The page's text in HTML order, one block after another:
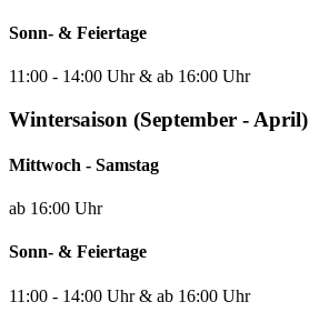
Sonn- & Feiertage
11:00 - 14:00 Uhr & ab 16:00 Uhr
Wintersaison (September - April)
Mittwoch - Samstag
ab 16:00 Uhr
Sonn- & Feiertage
11:00 - 14:00 Uhr & ab 16:00 Uhr